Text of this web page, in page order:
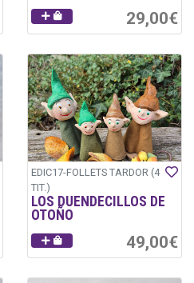
29,00€
EDIC17-FOLLETS TARDOR (4
TIT.)
LOS DUENDECILLOS DE
OTOÑO
49,00€